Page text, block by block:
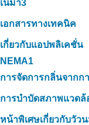
เนม่า3
เอกสารทางเทคนิค
เกี่ยวกับแอปพลิเคชั่น
NEMA1
การจัดการกลิ่นจากก
การบำบัดสภาพแวดล้
หน้าพิเศษเกี่ยวกับวัว